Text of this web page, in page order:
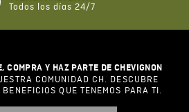
Todos los días 24/7
COMPRA Y HAZ PARTE DE CHEVIGNON
COMUNIDAD CH. DESCUBRE
BENEFICIOS QUE TENEMOS PARA TI.